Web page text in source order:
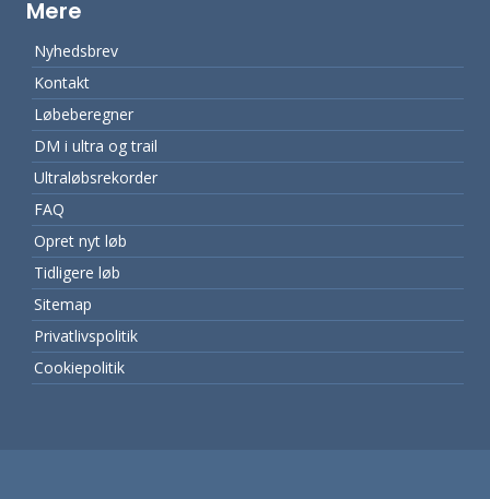
Mere
Nyhedsbrev
Kontakt
Løbeberegner
DM i ultra og trail
Ultraløbsrekorder
FAQ
Opret nyt løb
Tidligere løb
Sitemap
Privatlivspolitik
Cookiepolitik